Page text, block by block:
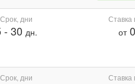
Срок, дни
- 30 дн.
Ставка
от
Срок, дни Ставка